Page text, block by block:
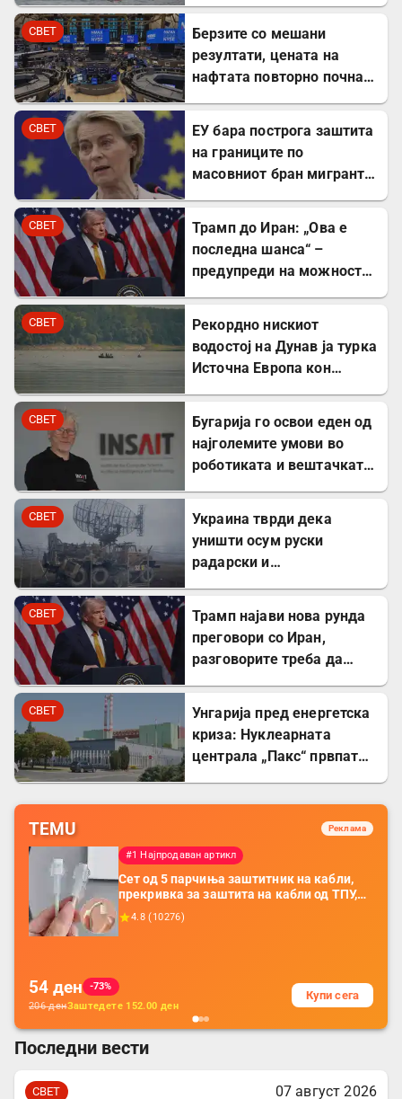
СВЕТ
Берзите со мешани
резултати, цената на
нафтата повторно почна
СВЕТ
ЕУ бара построга заштита
на границите по
масовниот бран мигранти
СВЕТ
Трамп до Иран: „Ова е
последна шанса“ –
предупреди на можност
СВЕТ
Рекордно нискиот
водостој на Дунав ја турка
Источна Европа кон
СВЕТ
Бугарија го освои еден од
најголемите умови во
роботиката и вештачката
СВЕТ
Украина тврди дека
уништи осум руски
радарски и
во Краснодар
СВЕТ
Трамп најави нова рунда
преговори со Иран,
разговорите треба да
СВЕТ
Унгарија пред енергетска
криза: Нуклеарната
централа „Пакс“ првпат
TEMU Реклама
#1 Најпродаван артикл
Сет од 5 парчиња заштитник на кабли,
прекривка за заштита на кабли од ТПУ,
додатоци за заштита на кабли, без
батерија, за мобилни телефони, комплет
4.8 (10276)
54 ден
-73%
206денЗаштедете 152.00 ден
Купи сега
Последни вести
СВЕТ 07 август 2026